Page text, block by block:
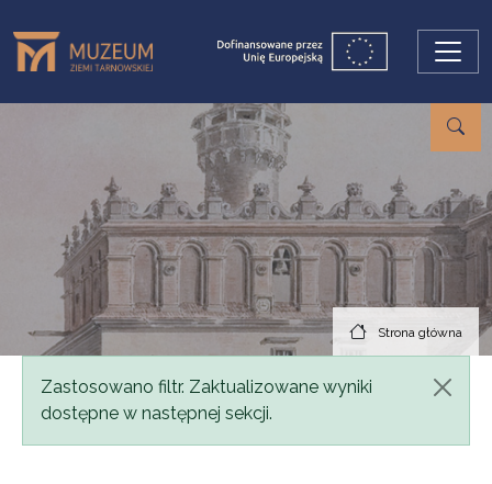
Strona główna
Komunikat
Zastosowano filtr. Zaktualizowane wyniki
dostępne w następnej sekcji.